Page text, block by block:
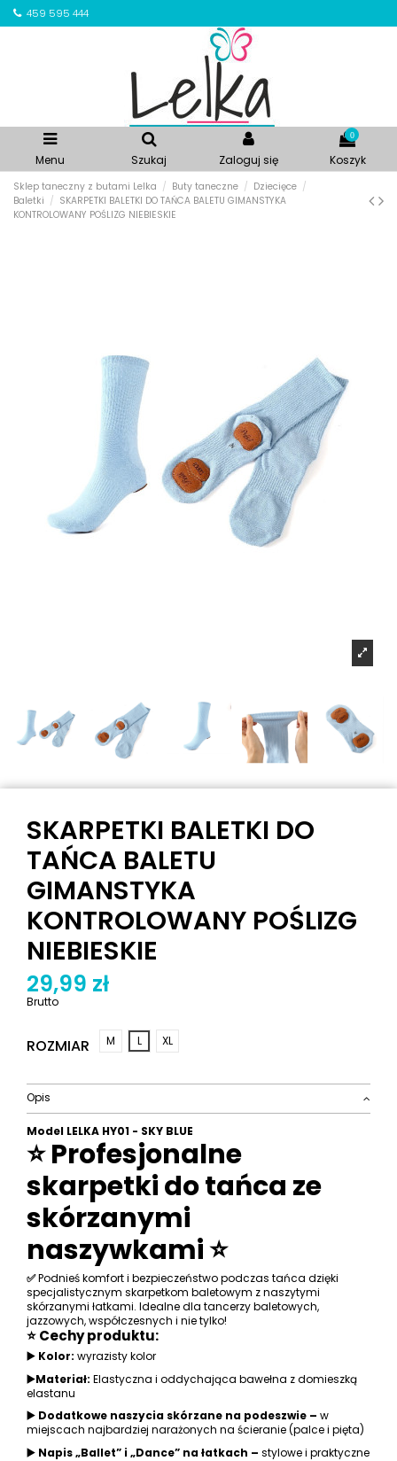
459 595 444
Menu Szukaj Zaloguj się
0
Koszyk
Sklep taneczny z butami Lelka Buty taneczne
Dziecięce
Baletki
SKARPETKI BALETKI DO TAŃCA BALETU GIMANSTYKA
KONTROLOWANY POŚLIZG NIEBIESKIE
SKARPETKI BALETKI DO
TAŃCA BALETU
GIMANSTYKA
KONTROLOWANY POŚLIZG
NIEBIESKIE
29,99 zł
Brutto
ROZMIAR M L XL
Opis
Model LELKA HY01 - SKY BLUE
⭐ Profesjonalne
skarpetki do tańca ze
skórzanymi
naszywkami ⭐
✅Podnieś komfort i bezpieczeństwo podczas tańca dzięki
specjalistycznym skarpetkom baletowym z naszytymi
skórzanymi łatkami. Idealne dla tancerzy baletowych,
jazzowych, współczesnych i nie tylko!
⭐ Cechy produktu:
▶️ Kolor: wyrazisty kolor
▶️Materiał: Elastyczna i oddychająca bawełna z domieszką
elastanu
▶️ Dodatkowe naszycia skórzane na podeszwie – w
miejscach najbardziej narażonych na ścieranie (palce i pięta)
▶️ Napis „Ballet” i „Dance” na łatkach – stylowe i praktyczne